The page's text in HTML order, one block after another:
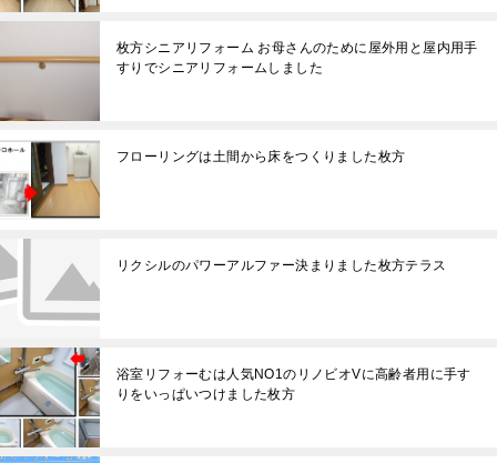
枚方シニアリフォーム お母さんのために屋外用と屋内用手
すりでシニアリフォームしました
フローリングは土間から床をつくりました枚方
リクシルのパワーアルファー決まりました枚方テラス
浴室リフォーむは人気NO1のリノビオVに高齢者用に手す
りをいっぱいつけました枚方